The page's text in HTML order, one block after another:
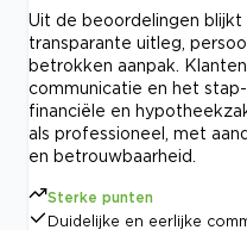
Uit de beoordelingen
transparante uitleg,
betrokken aanpak.
communicatie en het
financiële en
als professioneel, met
en betrouwbaarheid.
Sterke punten
Duidelijke en eerlijke